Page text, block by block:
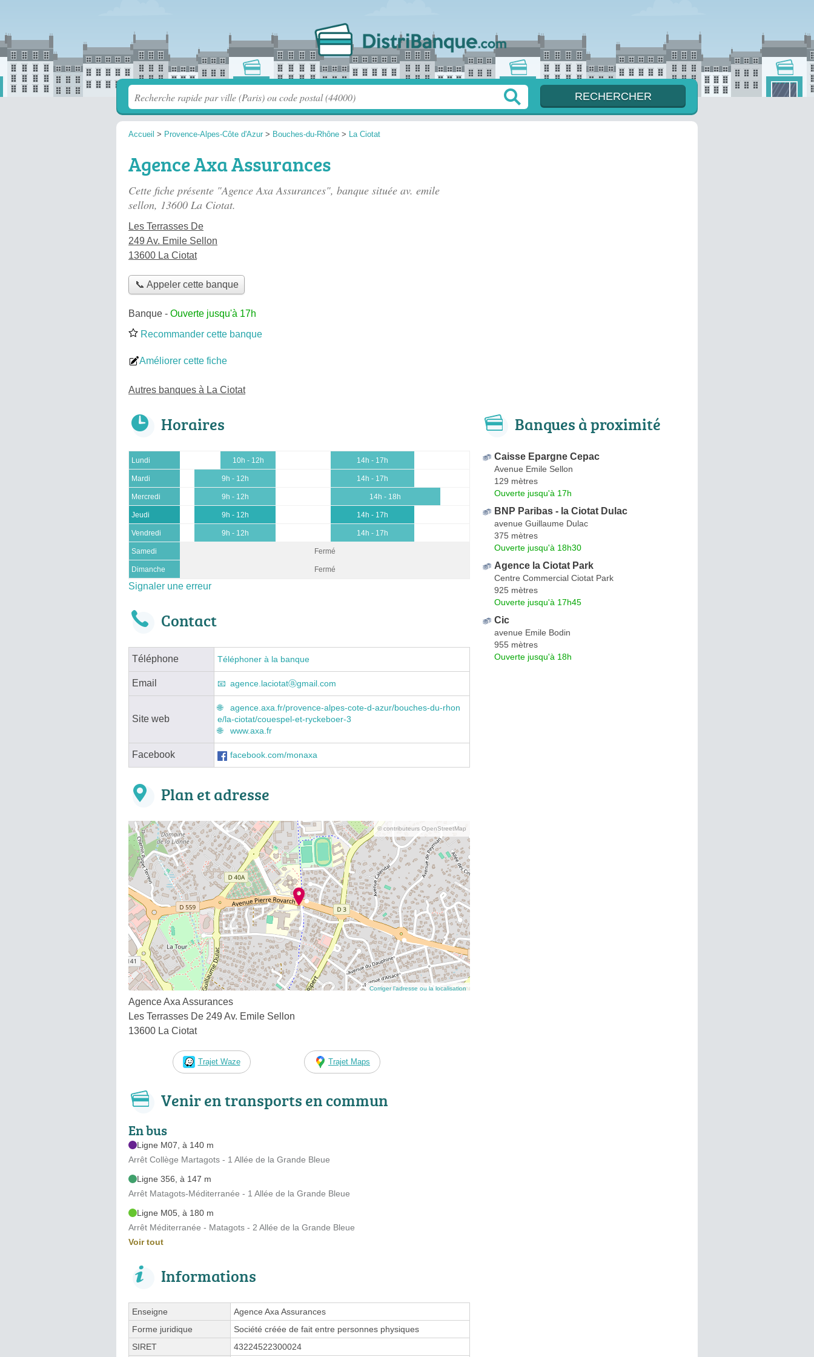
Accueil > Provence-Alpes-Côte d'Azur > Bouches-du-Rhône > La Ciotat
Agence Axa Assurances
Cette fiche présente "Agence Axa Assurances", banque située av. emile
sellon, 13600 La Ciotat.
Les Terrasses De
249 Av. Emile Sellon
13600 La Ciotat
📞 Appeler cette banque
Banque - Ouverte jusqu'à 17h
Recommander cette banque
Améliorer cette fiche
Autres banques à La Ciotat
Horaires
Lundi 10h - 12h 14h - 17h
Mardi 9h - 12h 14h - 17h
Mercredi 9h - 12h 14h - 18h
Jeudi 9h - 12h 14h - 17h
Vendredi 9h - 12h 14h - 17h
Samedi Fermé
Dimanche Fermé
Signaler une erreur
Contact
Téléphone Téléphoner à la banque
Email agence.laciotatⓐgmail.com
Site web
agence.axa.fr/provence-alpes-cote-d-azur/bouches-du-rhon
e/la-ciotat/couespel-et-ryckeboer-3
www.axa.fr
Facebook facebook.com/monaxa
Plan et adresse
© contributeurs OpenStreetMap
Corriger l’adresse ou la localisation
Agence Axa Assurances
Les Terrasses De 249 Av. Emile Sellon
13600 La Ciotat
Trajet Waze Trajet Maps
Venir en transports en commun
En bus
Ligne M07, à 140 m
Arrêt Collège Martagots - 1 Allée de la Grande Bleue
Ligne 356, à 147 m
Arrêt Matagots-Méditerranée - 1 Allée de la Grande Bleue
Ligne M05, à 180 m
Arrêt Méditerranée - Matagots - 2 Allée de la Grande Bleue
Voir tout
Informations
Enseigne
Agence Axa Assurances
Forme juridique
Société créée de fait entre personnes physiques
SIRET
43224522300024
Banques à proximité
Caisse Epargne Cepac
Avenue Emile Sellon
129 mètres
Ouverte jusqu'à 17h
BNP Paribas - la Ciotat Dulac
avenue Guillaume Dulac
375 mètres
Ouverte jusqu'à 18h30
Agence la Ciotat Park
Centre Commercial Ciotat Park
925 mètres
Ouverte jusqu'à 17h45
Cic
avenue Emile Bodin
955 mètres
Ouverte jusqu'à 18h